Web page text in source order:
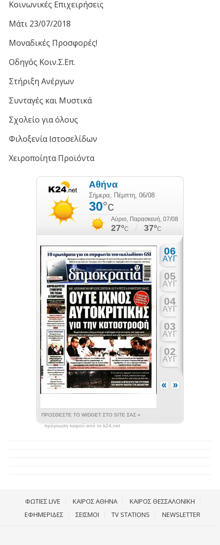
Κοινωνικές Επιχειρήσεις
Μάτι 23/07/2018
Μοναδικές Προσφορές!
Οδηγός Κοιν.Σ.Επ.
Στήριξη Ανέργων
Συνταγές και Μυστικά
Σχολείο για όλους
Φιλοξενία Ιστοσελίδων
Χειροποίητα Προϊόντα
πρόγνωση καιρού από το k24.net
ΦΩΤΙΕΣ LIVE ΚΑΙΡΟΣ ΑΘΗΝΑ
ΚΑΙΡΟΣ ΘΕΣΣΑΛΟΝΙΚΗ
ΕΦΗΜΕΡΙΔΕΣ
ΣΕΙΣΜΟΙ TV STATIONS NEWSLETTER